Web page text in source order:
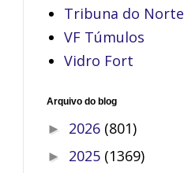
Tribuna do Norte
VF Túmulos
Vidro Fort
Arquivo do blog
► 2026 (801)
► 2025 (1369)